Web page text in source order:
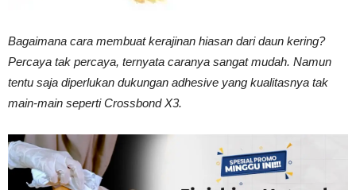
Tahan
Bagaimana cara membuat kerajinan hiasan dari daun kering?
Percaya tak percaya, ternyata caranya sangat mudah. Namun
tentu saja diperlukan dukungan adhesive yang kualitasnya tak
main-main seperti Crossbond X3.